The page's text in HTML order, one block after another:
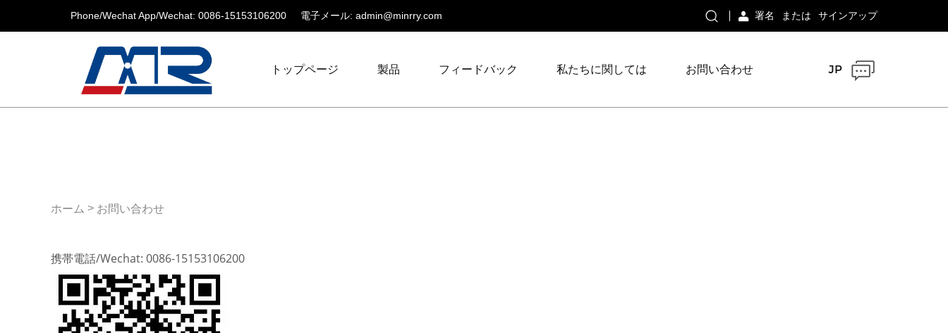
Phone/Wechat App/Wechat: 0086-15153106200 電子メール: admin@minrry.com 署名 または サインアップ
トップページ 製品 フィードバック 私たちに関しては お問い合わせ JP
ホーム > お問い合わせ
携帯電話/Wechat: 0086-15153106200